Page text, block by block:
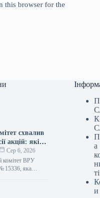
this browser for the
схвалив
акцій: які
— Мінфін
Сер 6, 2026
комітет ВРУ
№ 15336, яка
покликаний
перешкоди,…
а
ті
и